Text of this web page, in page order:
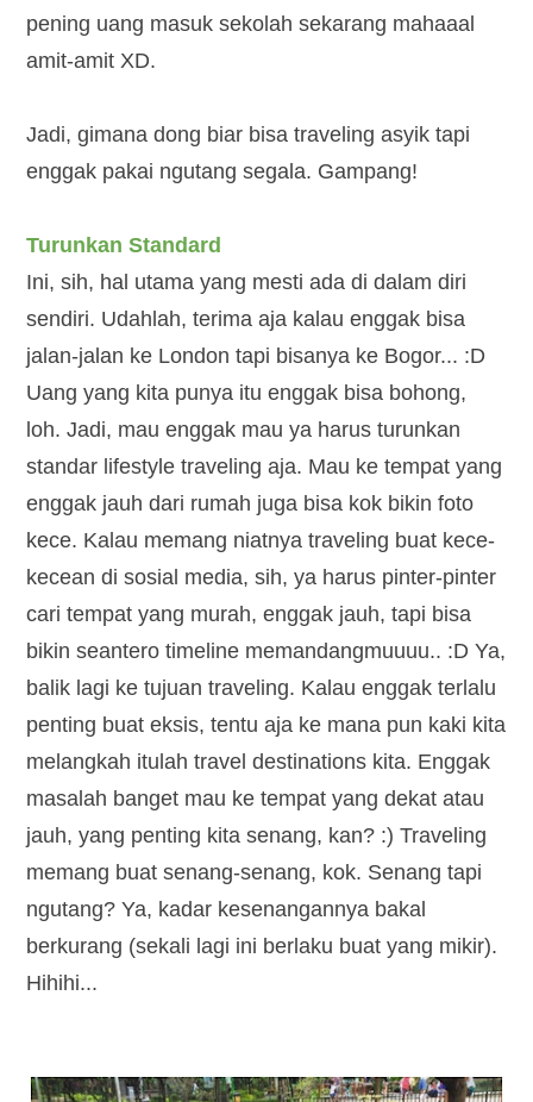
pening uang masuk sekolah sekarang mahaaal
amit-amit XD.
Jadi, gimana dong biar bisa traveling asyik tapi
enggak pakai ngutang segala. Gampang!
Turunkan Standard
Ini, sih, hal utama yang mesti ada di dalam diri
sendiri. Udahlah, terima aja kalau enggak bisa
jalan-jalan ke London tapi bisanya ke Bogor... :D
Uang yang kita punya itu enggak bisa bohong,
loh. Jadi, mau enggak mau ya harus turunkan
standar lifestyle traveling aja. Mau ke tempat yang
enggak jauh dari rumah juga bisa kok bikin foto
kece. Kalau memang niatnya traveling buat kece-
kecean di sosial media, sih, ya harus pinter-pinter
cari tempat yang murah, enggak jauh, tapi bisa
bikin seantero timeline memandangmuuuu.. :D Ya,
balik lagi ke tujuan traveling. Kalau enggak terlalu
penting buat eksis, tentu aja ke mana pun kaki kita
melangkah itulah travel destinations kita. Enggak
masalah banget mau ke tempat yang dekat atau
jauh, yang penting kita senang, kan? :) Traveling
memang buat senang-senang, kok. Senang tapi
ngutang? Ya, kadar kesenangannya bakal
berkurang (sekali lagi ini berlaku buat yang mikir).
Hihihi...